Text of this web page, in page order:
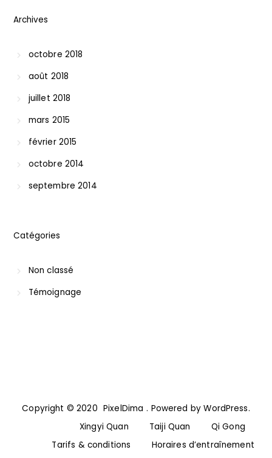
Archives
octobre 2018
août 2018
juillet 2018
mars 2015
février 2015
octobre 2014
septembre 2014
Catégories
Non classé
Témoignage
Retour
Copyright © 2020 PixelDima . Powered by WordPress.
Xingyi Quan
Taiji Quan
Qi Gong
Tarifs & conditions
Horaires d’entraînement